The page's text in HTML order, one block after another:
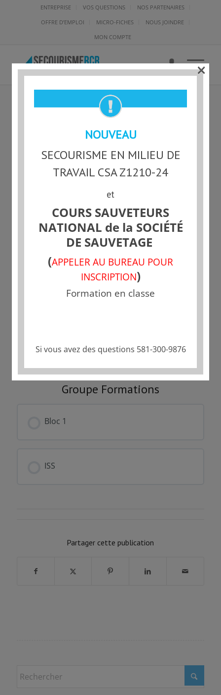
ENTREPRISE VOS QUESTIONS
NOS PARTENAIRES
OFFRE D’EMPLOI
MICRO-FICHES
NOUS JOINDRE
MON COMPTE
ISS-L-59159 – SHIRLEY
MARTIAL
Statut actuel
NON-INSCRIT
Fermé
Groupe Formations
Bloc 1
0% COMPLÉTÉ
ISS
Partager cette publication
NOUVEAU
SECOURISME EN MILIEU DE
TRAVAIL CSA Z1210-24
et
COURS SAUVETEURS
NATIONAL de la SOCIÉTÉ
DE SAUVETAGE
(APPELER AU BUREAU POUR
INSCRIPTION)
Formation en classe
Si vous avez des questions 581-300-9876
×